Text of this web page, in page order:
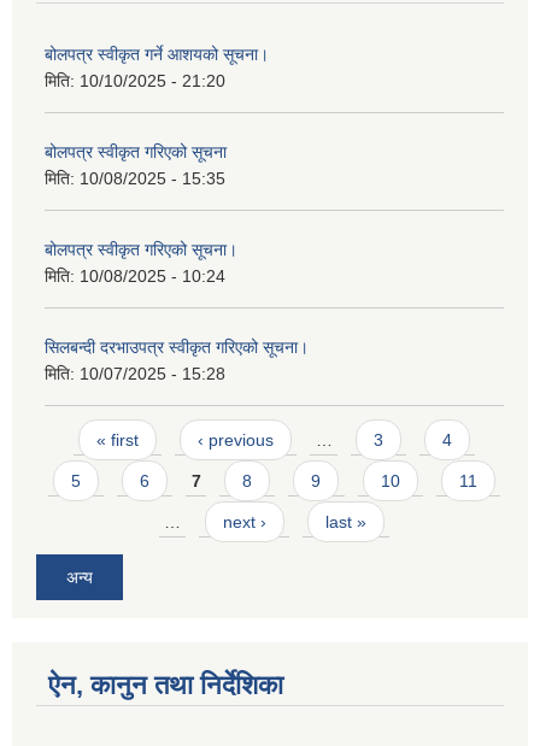
बोलपत्र स्वीकृत गर्ने आशयको सूचना।
मिति: 10/10/2025 - 21:20
बोलपत्र स्वीकृत गरिएको सूचना
मिति: 10/08/2025 - 15:35
बोलपत्र स्वीकृत गरिएको सूचना।
मिति: 10/08/2025 - 10:24
सिलबन्दी दरभाउपत्र स्वीकृत गरिएको सूचना।
मिति: 10/07/2025 - 15:28
Pages
« first ‹ previous 3 4
5 6 7 8 9 10 11
next › last »
अन्य
ऐन, कानुन तथा निर्देशिका